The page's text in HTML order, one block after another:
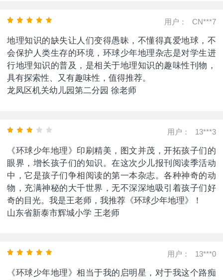
用户： CN***7
地理知识的缺失让人们变得愚昧，不懂得真爱地球，不
会保护人类生存的环境，环球少年地理杂志是对学生进
行地理知识的普及，是相关于地理知识的趣味性刊物，
具有探索性、又有趣味性，值得推荐。
龙凤区机关幼儿园第二分园 徐老师
用户： 13***3
《环球少年地理》印刷精美，图文并茂，开拓孩子们的
眼界，增长孩子们的知识。在这次少儿报刊阅读季活动
中，它是孩子们争相阅读的第一本杂志。各种神奇的动
物，充满神秘的大千世界，无不深深地吸引着孩子们好
奇的目光。我是王老师，我推荐《环球少年地理》！
山东省新泰市辉城小学 王老师
用户： 13***0
《环球少年地理》相当于我的启明星，对于我这个路痴